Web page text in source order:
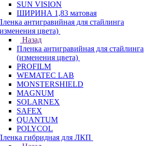
SUN VISION
ШИРИНА 1,83 матовая
антигравийная для стайлинга
цвета)
Назад
Пленка антигравийная для стайлинга
(изменения цвета)
PROFILM
WEMATEC LAB
MONSTERSHIELD
MAGNUM
SOLARNEX
SAFEX
QUANTUM
POLYCOL
гибридная для ЛКП